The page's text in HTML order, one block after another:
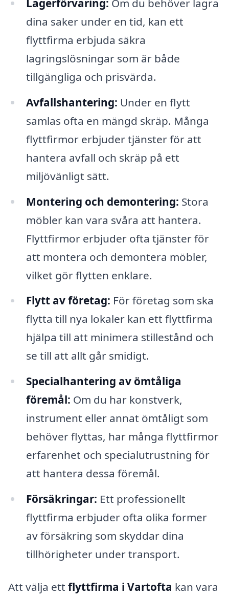
Lagerförvaring: Om du behöver lagra
dina saker under en tid, kan ett
flyttfirma erbjuda säkra
lagringslösningar som är både
tillgängliga och prisvärda.
Avfallshantering: Under en flytt
samlas ofta en mängd skräp. Många
flyttfirmor erbjuder tjänster för att
hantera avfall och skräp på ett
miljövänligt sätt.
Montering och demontering: Stora
möbler kan vara svåra att hantera.
Flyttfirmor erbjuder ofta tjänster för
att montera och demontera möbler,
vilket gör flytten enklare.
Flytt av företag: För företag som ska
flytta till nya lokaler kan ett flyttfirma
hjälpa till att minimera stillestånd och
se till att allt går smidigt.
Specialhantering av ömtåliga
föremål: Om du har konstverk,
instrument eller annat ömtåligt som
behöver flyttas, har många flyttfirmor
erfarenhet och specialutrustning för
att hantera dessa föremål.
Försäkringar: Ett professionellt
flyttfirma erbjuder ofta olika former
av försäkring som skyddar dina
tillhörigheter under transport.
Att välja ett flyttfirma i Vartofta kan vara